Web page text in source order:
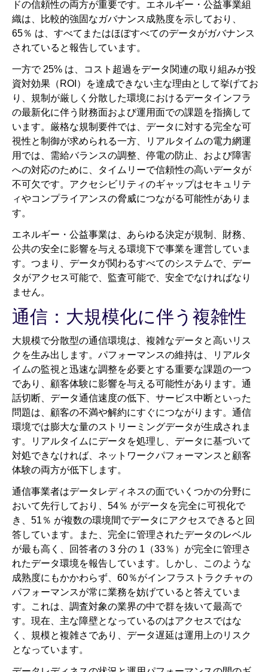
ドの信頼性の両方が重要です。エネルギー・公益事業組
織は、比較的強固なガバナンス成熟度を示しており、
65％ は、すべてまたはほぼすべてのデータがガバナンス
されていると報告しています。
一方で 25% は、コスト超過をデータ関連の取り組みが投
資対効果（ROI）を達成できない主な理由として挙げてお
り、規制が厳しく分散した環境におけるデータインフラ
の最新化に伴う財務面および運用面での課題を指摘して
います。厳格な規制要件では、データに対する完全な可
視性と制御が求められる一方、リアルタイムの電力網運
用では、需給バランスの調整、停電の防止、および障害
への対応のために、タイムリーで信頼性の高いデータが
不可欠です。アクセシビリティのギャップはセキュリテ
ィやコンプライアンスの脅威につながる可能性がありま
す。
エネルギー・公益事業は、あらゆる決定が規制、財務、
公共の安全に影響を与える環境下で事業を運営していま
す。つまり、データが関わるすべてのシステムで、デー
タがアクセス可能で、監査可能で、安全でなければなり
ません。
通信：大規模化に伴う複雑性
大規模で分散型の通信環境は、複雑なデータと高いリス
クを生み出します。パフォーマンスの維持は、リアルタ
イムの監視と迅速な調整を必要とする重要な課題の一つ
であり、顧客体験に影響を与える可能性があります。通
話切断、データ通信速度の低下、サービス中断といった
問題は、顧客の不満や解約にすぐにつながります。通信
環境では膨大な量のストリーミングデータが生成されま
す。リアルタイムにデータを処理し、データに基づいて
対処できなければ、ネットワークパフォーマンスと顧客
体験の両方が低下します。
通信事業者はデータレディネスの面でいくつかの分野に
おいて先行しており、54％ がデータを完全に可視化で
き、51％ が複数の環境間でデータにアクセスできると回
答しています。また、完全に管理されたデータのレベル
が最も高く、回答者の 3 分の 1（33％）が完全に管理さ
れたデータ環境を報告しています。しかし、このような
成熟度にもかかわらず、60％がインフラストラクチャの
パフォーマンスが常に業務を妨げていると答えていま
す。これは、調査対象の業界の中で群を抜いて最高で
す。現在、主な障壁となっているのはアクセスではな
く、規模と複雑さであり、データ遅延は運用上のリスク
となっています。